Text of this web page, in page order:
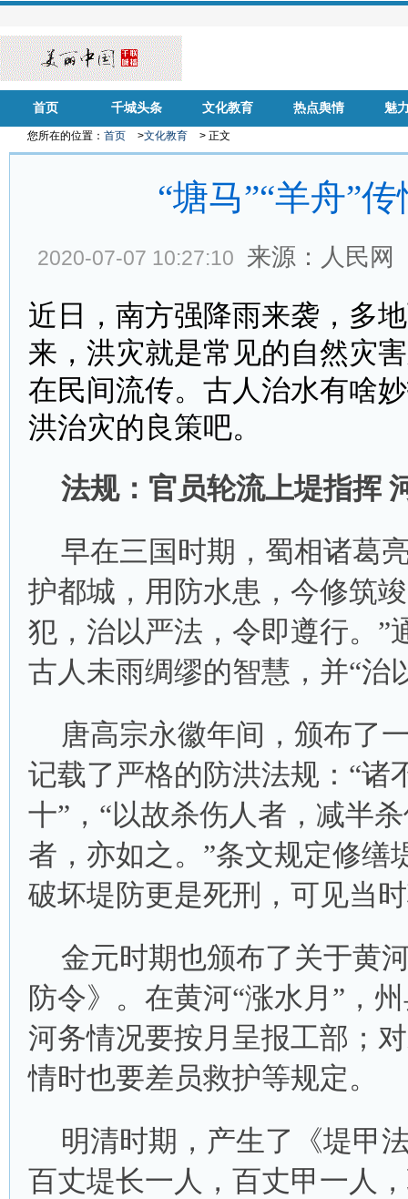
首页 千城头条 文化教育 热点舆情 魅
您所在的位置： 首页 >文化教育 > 正文
“塘马”“羊舟”
2020-07-07 10:27:10 来源：人民网
近日，南方强降雨来袭，多
来，洪灾就是常见的自然灾
在民间流传。古人治水有啥
洪治灾的良策吧。
法规：官员轮流上堤指挥
早在三国时期，蜀相诸葛
护都城，用防水患，今修筑
犯，治以严法，令即遵行。”
古人未雨绸缪的智慧，并“治
唐高宗永徽年间，颁布了
记载了严格的防洪法规：“诸
十”，“以故杀伤人者，减半
者，亦如之。”条文规定修缮
破坏堤防更是死刑，可见当
金元时期也颁布了关于黄
防令》。在黄河“涨水月”，
河务情况要按月呈报工部；
情时也要差员救护等规定。
明清时期，产生了《堤甲
百丈堤长一人，百丈甲一人